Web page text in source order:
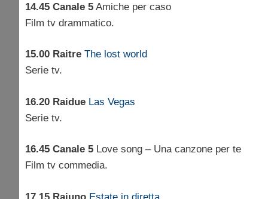
14.45 Canale 5 Amiche per caso
Film tv drammatico.
15.00 Raitre The lost world
Serie tv.
16.20 Raidue Las Vegas
Serie tv.
16.45 Canale 5 Love song – Una canzone per te
Film tv commedia.